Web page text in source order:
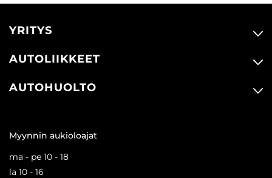
YRITYS
AUTOLIIKKEET
AUTOHUOLTO
Myynnin aukioloajat
ma - pe 10 - 18
la 10 - 16